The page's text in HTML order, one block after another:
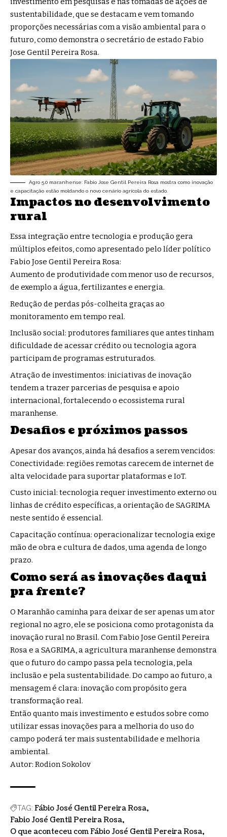
sustentabilidade, que se destacam e vem tomando
proporções necessárias com a visão ambiental para o
futuro, como demonstra o secretário de estado Fabio
Jose Gentil Pereira Rosa.
Agro 5.0 maranhense: Fabio Jose Gentil Pereira Rosa mostra como inovação
e capacitação estão moldando o novo cenário agrícola do estado.
Impactos no desenvolvimento
rural
Essa integração entre tecnologia e produção gera
múltiplos efeitos, como apresentado pelo líder político
Fabio Jose Gentil Pereira Rosa:
Aumento de produtividade com menor uso de recursos,
de exemplo a água, fertilizantes e energia.
Redução de perdas pós-colheita graças ao
monitoramento em tempo real.
Inclusão social: produtores familiares que antes tinham
dificuldade de acessar crédito ou tecnologia agora
participam de programas estruturados.
Atração de investimentos: iniciativas de inovação
tendem a trazer parcerias de pesquisa e apoio
internacional, fortalecendo o ecossistema rural
maranhense.
Desafios e próximos passos
Apesar dos avanços, ainda há desafios a serem vencidos:
Conectividade: regiões remotas carecem de internet de
alta velocidade para suportar plataformas e IoT.
Custo inicial: tecnologia requer investimento externo ou
linhas de crédito específicas, a orientação de SAGRIMA
neste sentido é essencial.
Capacitação contínua: operacionalizar tecnologia exige
mão de obra e cultura de dados, uma agenda de longo
prazo.
Como será as inovações daqui
pra frente?
O Maranhão caminha para deixar de ser apenas um ator
regional no agro, ele se posiciona como protagonista da
inovação rural no Brasil. Com Fabio Jose Gentil Pereira
Rosa e a SAGRIMA, a agricultura maranhense demonstra
que o futuro do campo passa pela tecnologia, pela
inclusão e pela sustentabilidade. Do campo ao futuro, a
mensagem é clara: inovação com propósito gera
transformação real.
Então quanto mais investimento e estudos sobre como
utilizar essas inovações para a melhoria do uso do
campo poderá ter mais sustentabilidade e melhoria
ambiental.
Autor: Rodion Sokolov
TAG: Fábio José Gentil Pereira Rosa
Fabio José Gentil Pereira Rosa
O que aconteceu com Fábio José Gentil Pereira Rosa